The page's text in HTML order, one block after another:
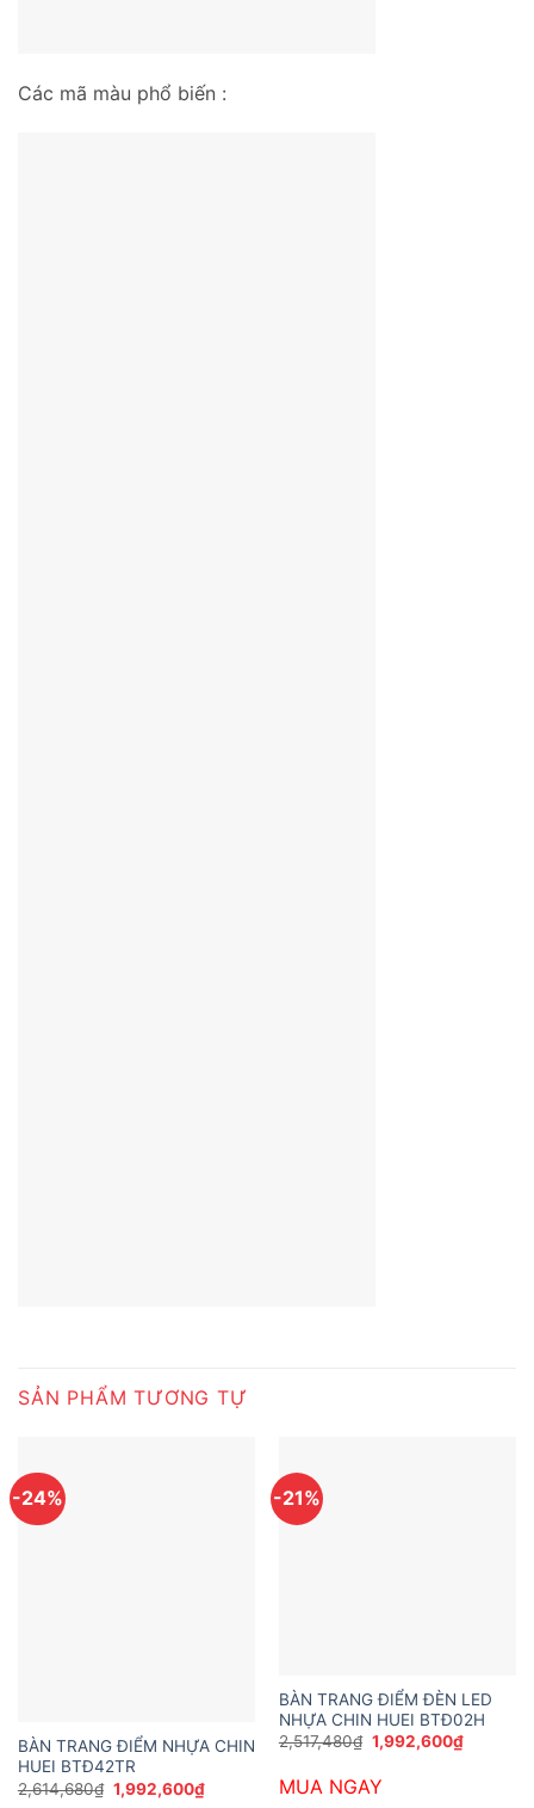
Các mã màu phổ biến :
SẢN PHẨM TƯƠNG TỰ
-24%
BÀN TRANG ĐIỂM NHỰA CHIN
HUEI BTĐ42TR
2,614,680₫ Giá
gốc
1,992,600₫Giá
hiện
-21%
BÀN TRANG ĐIỂM ĐÈN LED
NHỰA CHIN HUEI BTĐ02H
2,517,480₫ Giá
gốc
2,517,480₫.
1,992,600₫Giá
hiện
MUA NGAY